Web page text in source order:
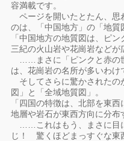
容満載です。
ページを開いたとたん、思
のは、「中国地方」の「地質
「中国地方の地質図は、ピ
三紀の火山岩や花崗岩などが
……まさに「ピンクと赤の
は、花崗岩の名所が多いわ
そしてさらに驚かされたの
図」と「全域地質図」。
「四国の特徴は、北部を東
地層や岩石が東西方向に分布
……これはもう、まさに目
じ！ 驚くほどまっすぐな東